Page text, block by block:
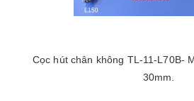
Cọc hút chân không TL-11-L70B-
30mm.